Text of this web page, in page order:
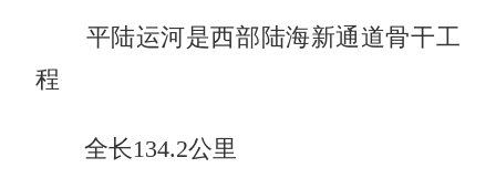
平陆运河是西部陆海新通道骨干工
程
全长134.2公里